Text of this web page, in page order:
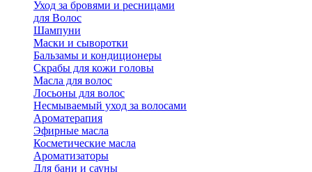
Уход за бровями и ресницами
для Волос
Шампуни
Маски и сыворотки
Бальзамы и кондиционеры
Скрабы для кожи головы
Масла для волос
Лосьоны для волос
Несмываемый уход за волосами
Ароматерапия
Эфирные масла
Косметические масла
Ароматизаторы
Для бани и сауны